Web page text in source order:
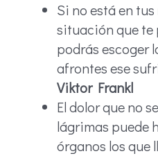
Si no está en
situación que te
podrás escoger
afrontes ese
Viktor Frankl
El dolor que no
lágrimas puede
órganos los que